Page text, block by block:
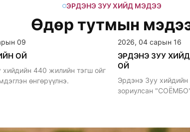
ЭРДЭНЭ ЗУУ ХИЙД МЭДЭЭ
Өдөр тутмын
09
ОЙ
хийдийн 440 жилийн тэгш ойг
өнгөрүүлнэ.
2026, 04 сарын 16
ЭРДЭНЭ ЗУУ
ОЙ
Эрдэнэ Зуу
зориулсан